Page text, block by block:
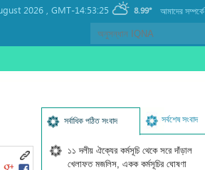
2026 , GMT-14:53:25 8.99° আমাদের সম্পর্কে
সর্বাধিক পঠিত সংবাদ সর্বশেষ সংবাদ
১১ দলীয় ঐক্যের কর্মসূচি থেকে সরে দাঁড়াল
খেলাফত মজলিস, একক কর্মসূচির ঘোষণা